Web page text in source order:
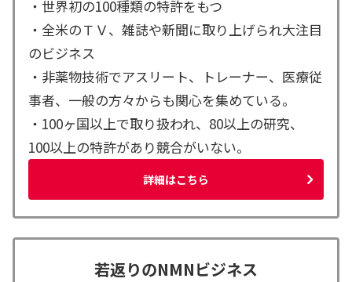
・世界初の100種類の特許をもつ
・全米のＴＶ、雑誌や新聞に取り上げられ大注目
のビジネス
・非薬物技術でアスリート、トレーナー、医療従
事者、一般の方々からも関心を集めている。
・100ヶ国以上で取り扱われ、80以上の研究、
100以上の特許があり競合がいない。
詳細はこちら
若返りのNMNビジネス